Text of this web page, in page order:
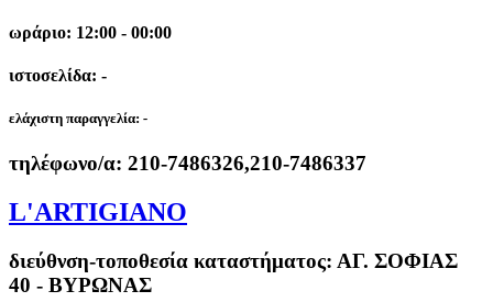
ωράριο: 12:00 - 00:00
ιστοσελίδα: -
ελάχιστη παραγγελία: -
τηλέφωνο/α: 210-7486326,210-7486337
L'ARTIGIANO
διεύθνση-τοποθεσία καταστήματος: ΑΓ. ΣΟΦΙΑΣ
40 - ΒΥΡΩΝΑΣ